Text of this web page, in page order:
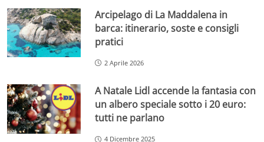
Arcipelago di La Maddalena in
barca: itinerario, soste e consigli
pratici
2 Aprile 2026
A Natale Lidl accende la fantasia con
un albero speciale sotto i 20 euro:
tutti ne parlano
4 Dicembre 2025